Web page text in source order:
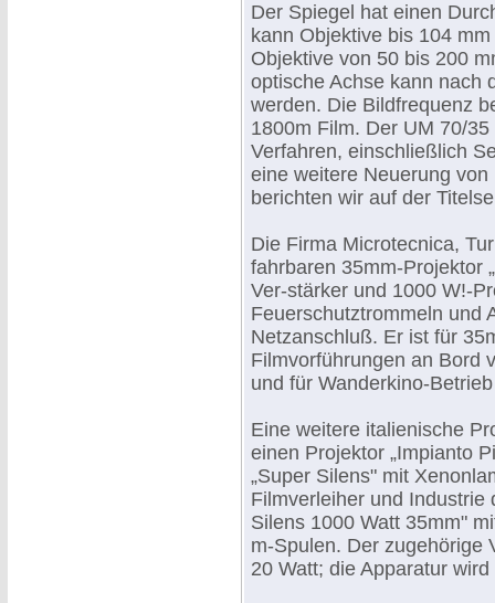
Der Spiegel hat einen
kann Objektive bis 104
Objektive von 50 bis 200
optische Achse kann nach
werden. Die Bildfrequenz
1800m Film. Der UM 70/
Verfahren, einschließlich
eine weitere Neuerung
berichten wir auf der
Die Firma Microtecnica,
fahrbaren 35mm-Projektor
Ver-stärker und 1000 W!-
Feuerschutztrommeln und
Netzanschluß. Er ist für
Filmvorführungen an Bord
und für Wanderkino-
Eine weitere italienische
einen Projektor „Impianto
„Super Silens" mit
Filmverleiher und Industrie
Silens 1000 Watt 35mm"
m-Spulen. Der zugehörige
20 Watt; die Apparatur